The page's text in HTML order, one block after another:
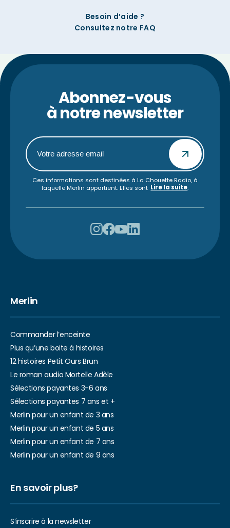
Besoin d’aide ?
Consultez notre FAQ
Abonnez-vous
à notre newsletter
Ces informations sont destinées à La Chouette Radio, à
laquelle Merlin appartient. Elles sont Lire la suite.
Merlin
Commander l’enceinte
Plus qu’une boite à histoires
12 histoires Petit Ours Brun
Le roman audio Mortelle Adèle
Sélections payantes 3-6 ans
Sélections payantes 7 ans et +
Merlin pour un enfant de 3 ans
Merlin pour un enfant de 5 ans
Merlin pour un enfant de 7 ans
Merlin pour un enfant de 9 ans
En savoir plus?
S’inscrire à la newsletter